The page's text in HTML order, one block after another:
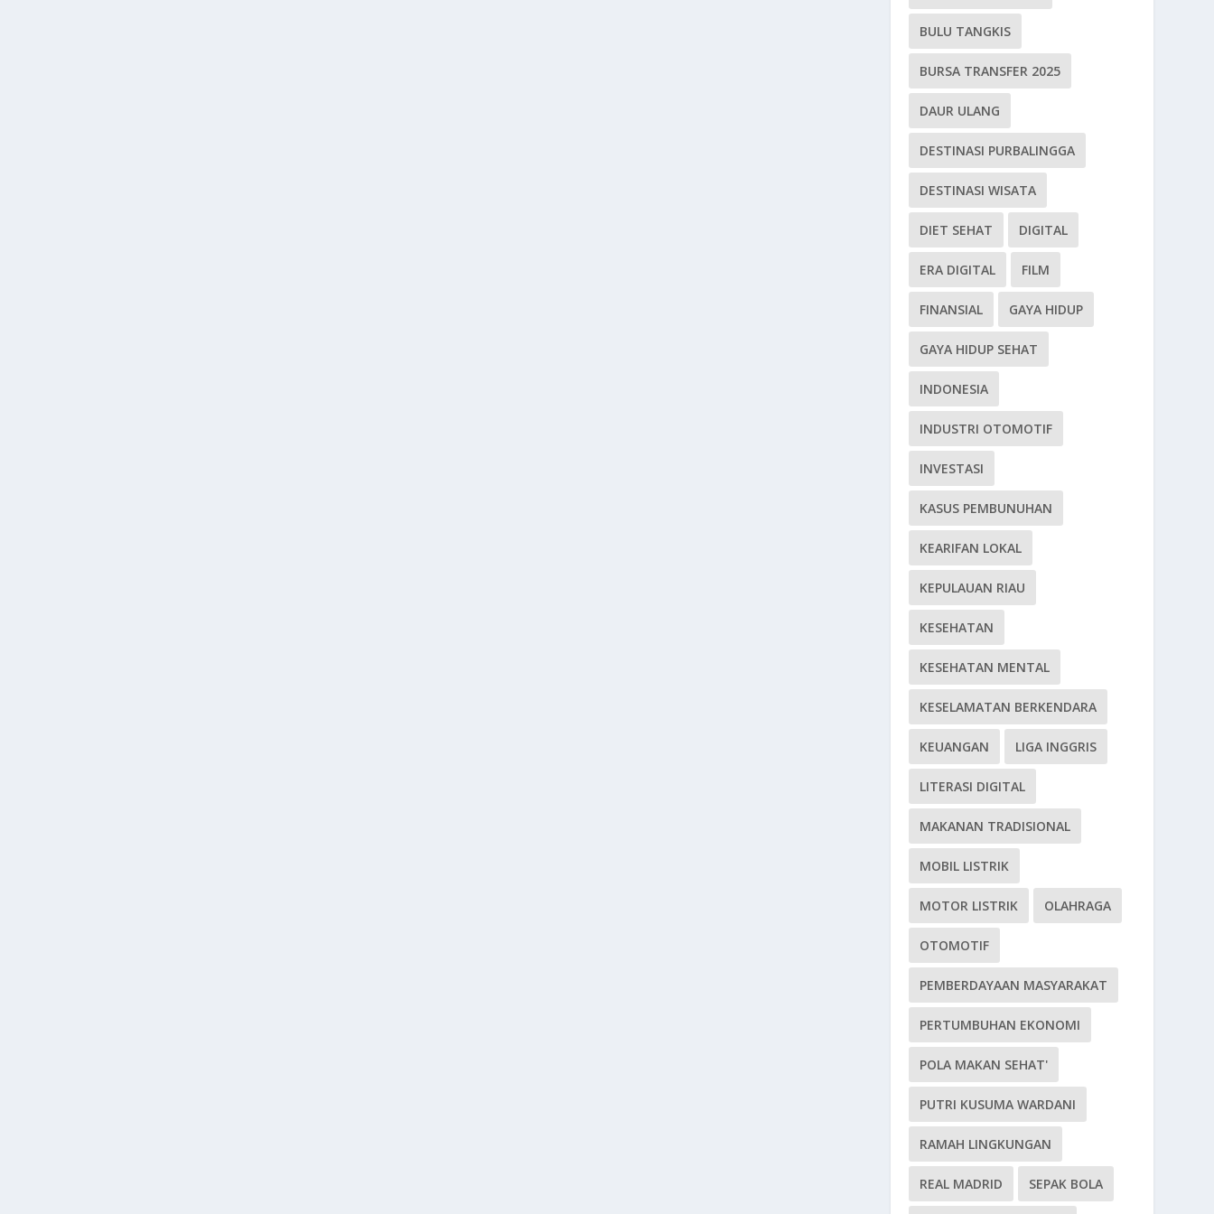
BULU TANGKIS
BURSA TRANSFER 2025
DAUR ULANG
DESTINASI PURBALINGGA
DESTINASI WISATA
DIET SEHAT DIGITAL
ERA DIGITAL FILM
FINANSIAL GAYA HIDUP
GAYA HIDUP SEHAT
INDONESIA
INDUSTRI OTOMOTIF
INVESTASI
KASUS PEMBUNUHAN
KEARIFAN LOKAL
KEPULAUAN RIAU
KESEHATAN
KESEHATAN MENTAL
KESELAMATAN BERKENDARA
KEUANGAN LIGA INGGRIS
LITERASI DIGITAL
MAKANAN TRADISIONAL
MOBIL LISTRIK
MOTOR LISTRIK OLAHRAGA
OTOMOTIF
PEMBERDAYAAN MASYARAKAT
PERTUMBUHAN EKONOMI
POLA MAKAN SEHAT'
PUTRI KUSUMA WARDANI
RAMAH LINGKUNGAN
REAL MADRID SEPAK BOLA